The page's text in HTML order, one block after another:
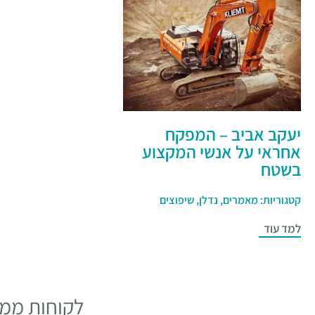
יעקב אביב – המפקח
אחראי על אנשי המקצוע
בשטח
קטגוריות:מאמרים, נדלן,שיפוצים
למד עוד
לקוחות